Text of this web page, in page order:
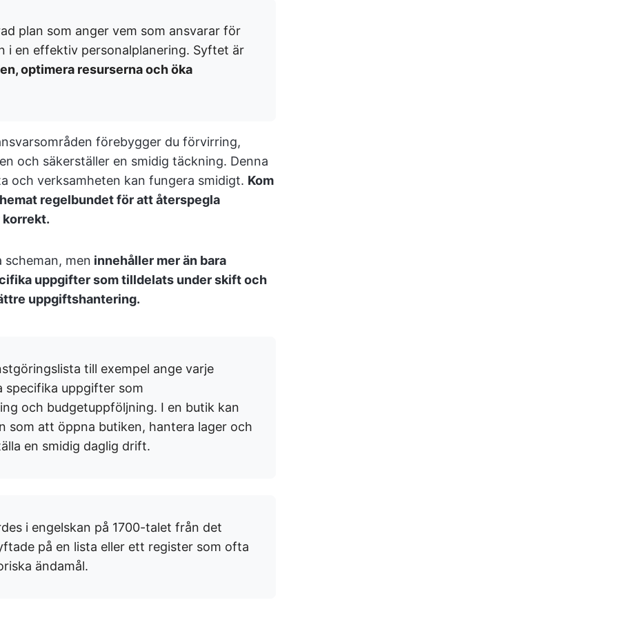
plan som anger vem som ansvarar för
i en effektiv personalplanering. Syftet är
optimera resurserna och öka
förebygger du förvirring,
och säkerställer en smidig täckning. Denna
och verksamheten kan fungera smidigt. Kom
regelbundet för att återspegla
korrekt.
men innehåller mer än bara
uppgifter som tilldelats under skift och
uppgiftshantering.
till exempel ange varje
specifika uppgifter som
och budgetuppföljning. I en butik kan
som att öppna butiken, hantera lager och
en smidig daglig drift.
i engelskan på 1700-talet från det
på en lista eller ett register som ofta
ändamål.